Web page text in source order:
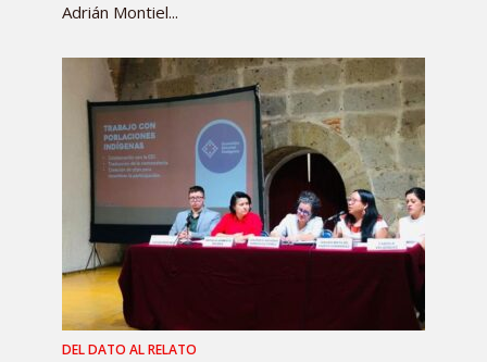
Adrián Montiel...
DEL DATO AL RELATO